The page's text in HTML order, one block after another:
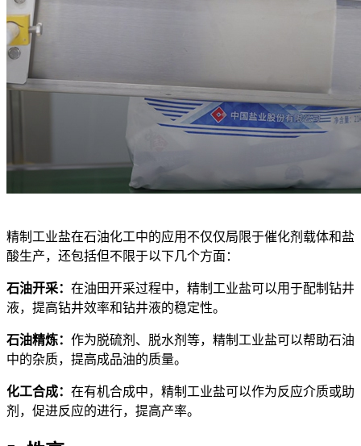
精制工业盐在石油化工中的应用不仅仅局限于催化剂载体和盐
酸生产，还包括但不限于以下几个方面：
石油开采： 在油田开采过程中，精制工业盐可以用于配制钻井
液，提高钻井效率和钻井液的稳定性。
石油精炼： 作为脱硫剂、脱水剂等，精制工业盐可以帮助石油
中的杂质，提高成品油的质量。
化工合成： 在有机合成中，精制工业盐可以作为反应介质或助
剂，促进反应的进行，提高产率。